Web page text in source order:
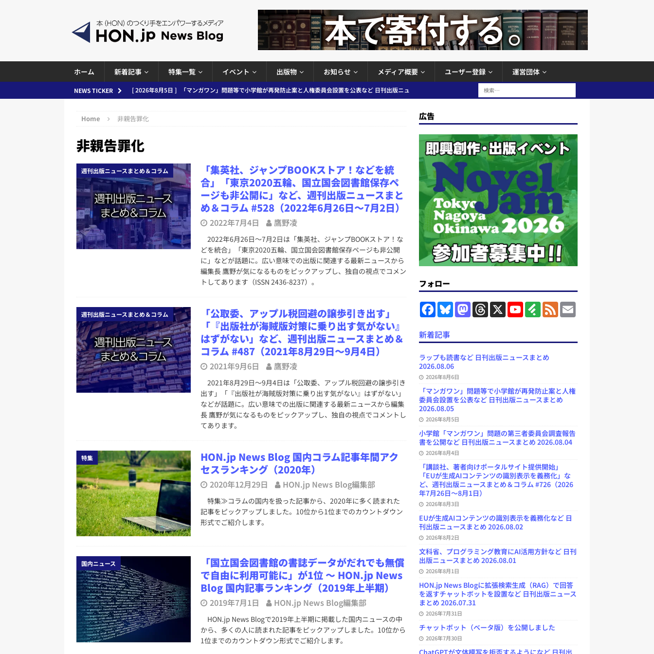
ホーム 新着記事 特集一覧 イベント 出版物 お知らせ メディア概要 ユーザー登録 運営団体
NEWS TICKER [ 2026年8月5日 ]
「マンガワン」問題等で小学館が再発防止案と人権委員会設置を公表など 日刊出版ニュ
[ 2026年8月4日 ]
[ 2026年8月3日 ]
務化」など、週刊出版ニュースまとめ＆コラム #726（2026年7月26日～8月1日）
週刊出版ニュースま
とめ＆コラム
[ 2026年8月2日 ] EUが生成AIコンテンツの識別表示を義務化など 日刊出版ニュースまとめ 2026.08.02
日刊出版ニュースまとめ
[ 2026年8月1日 ] 文科省、プログラミング教育にAI活用方針など 日刊出版ニュースまとめ 2026.08.01
HON.jp News Blogに拡張検索生成（RAG）で回答を返すチャットボットを設置など
日刊出版ニュースまとめ 2026.07.31
日刊出版ニュースまとめ
[ 2026年7月30日 ] ChatGPTが文体模写を拒否するようになど 日刊出版ニュースまとめ 2026.07.30
刊出版ニュースまとめ
[ 2026年7月29日 ] 講談社、著者向けポータルサイト・プラスコネクト提供開始など 日刊出版ニュースま
とめ 2026.07.29
日刊出版ニュースまとめ
[ 2026年8月6日 ] ラップも読書など 日刊出版ニュースまとめ 2026.08.06 日刊出版ニュースまとめ
Home 非親告罪化
非親告罪化
週刊出版ニュースまとめ＆コラム
「集英社、ジャンプBOOKストア！などを統
合」「東京2020五輪、国立国会図書館保存ペ
ージも非公開に」など、週刊出版ニュースまと
め＆コラム #528（2022年6月26日～7月2日）
2022年7月4日 鷹野凌
2022年6月26日～7月2日は「集英社、ジャンプBOOKストア！な
どを統合」「東京2020五輪、国立国会図書館保存ページも非公開
に」などが話題に。広い意味での出版に関連する最新ニュースから
編集長 鷹野が気になるものをピックアップし、独自の視点でコメン
トしてあります（ISSN 2436-8237）。
週刊出版ニュースまとめ＆コラム
「公取委、アップル税回避の譲歩引き出す」
「『出版社が海賊版対策に乗り出す気がない』
はずがない」など、週刊出版ニュースまとめ＆
コラム #487（2021年8月29日～9月4日）
2021年9月6日 鷹野凌
2021年8月29日～9月4日は「公取委、アップル税回避の譲歩引き
出す」「『出版社が海賊版対策に乗り出す気がない』はずがない」
などが話題に。広い意味での出版に関連する最新ニュースから編集
長 鷹野が気になるものをピックアップし、独自の視点でコメントし
てあります。
特集
HON.jp News Blog 国内コラム記事年間アク
セスランキング（2020年）
2020年12月29日 HON.jp News Blog編集部
特集≫コラムの国内を扱った記事から、2020年に多く読まれた
記事をピックアップしました。10位から1位までのカウントダウン
形式でご紹介します。
国内ニュース
「国立国会図書館の書誌データがだれでも無償
で自由に利用可能に」が1位 ～ HON.jp News
Blog 国内記事ランキング（2019年上半期）
2019年7月1日 HON.jp News Blog編集部
HON.jp News Blogで2019年上半期に掲載した国内ニュースの中
から、多くの人に読まれた記事をピックアップしました。10位から
1位までのカウントダウン形式でご紹介します。
広告
フォロー
F
a
e
b
o
o
k
B
l
k
y
M
a
d
o
n
T
h
d
s
X
Y
o
b
C
n
e
F
e
y
F
e
E
m
新着記事
ラップも読書など 日刊出版ニュースまとめ
2026.08.06
2026年8月6日
「マンガワン」問題等で小学館が再発防止案と人権
委員会設置を公表など 日刊出版ニュースまとめ
2026.08.05
2026年8月5日
小学館「マンガワン」問題の第三者委員会調査報告
書を公開など 日刊出版ニュースまとめ 2026.08.04
2026年8月4日
「講談社、著者向けポータルサイト提供開始」
「EUが生成AIコンテンツの識別表示を義務化」な
ど、週刊出版ニュースまとめ＆コラム #726（2026
年7月26日～8月1日）
2026年8月3日
EUが生成AIコンテンツの識別表示を義務化など 日
刊出版ニュースまとめ 2026.08.02
2026年8月2日
文科省、プログラミング教育にAI活用方針など 日刊
出版ニュースまとめ 2026.08.01
2026年8月1日
HON.jp News Blogに拡張検索生成（RAG）で回答
を返すチャットボットを設置など 日刊出版ニュース
まとめ 2026.07.31
2026年7月31日
チャットボット（ベータ版）を公開しました
2026年7月30日